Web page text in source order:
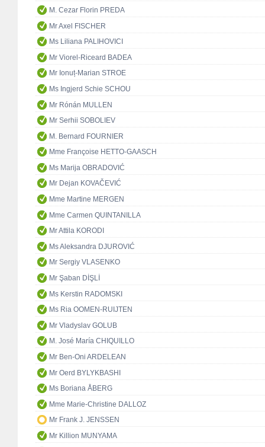
M. Cezar Florin PREDA
Mr Axel FISCHER
Ms Liliana PALIHOVICI
Mr Viorel-Riceard BADEA
Mr Ionuț-Marian STROE
Ms Ingjerd Schie SCHOU
Mr Rónán MULLEN
Mr Serhii SOBOLIEV
M. Bernard FOURNIER
Mme Françoise HETTO-GAASCH
Ms Marija OBRADOVIĆ
Mr Dejan KOVAČEVIĆ
Mme Martine MERGEN
Mme Carmen QUINTANILLA
Mr Attila KORODI
Ms Aleksandra DJUROVIĆ
Mr Sergiy VLASENKO
Mr Şaban DİŞLİ
Ms Kerstin RADOMSKI
Ms Ria OOMEN-RUIJTEN
Mr Vladyslav GOLUB
M. José María CHIQUILLO
Mr Ben-Oni ARDELEAN
Mr Oerd BYLYKBASHI
Ms Boriana ÅBERG
Mme Marie-Christine DALLOZ
Mr Frank J. JENSSEN
Mr Killion MUNYAMA